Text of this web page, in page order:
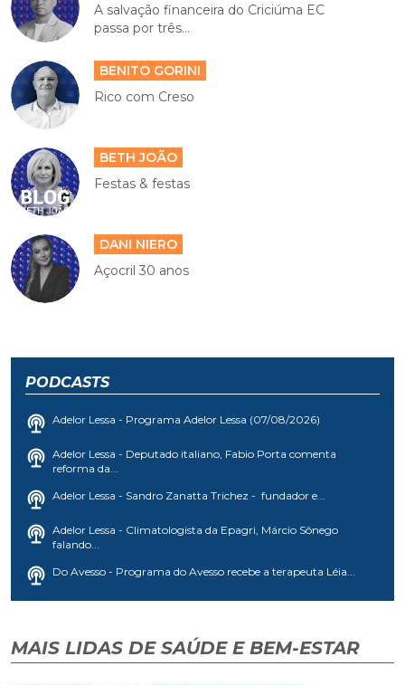
A salvação financeira do Criciúma EC
passa por três...
BENITO GORINI
Rico com Creso
BETH JOÃO
Festas & festas
DANI NIERO
Açocril 30 anos
PODCASTS
Adelor Lessa - Programa Adelor Lessa (07/08/2026)
Adelor Lessa - Deputado italiano, Fabio Porta comenta
reforma da...
Adelor Lessa - Sandro Zanatta Trichez - fundador e...
Adelor Lessa - Climatologista da Epagri, Márcio Sônego
falando...
Do Avesso - Programa do Avesso recebe a terapeuta Léia...
MAIS LIDAS DE SAÚDE E BEM-ESTAR